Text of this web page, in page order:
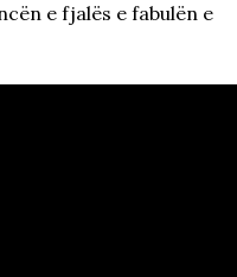
e fjalës e fabulën e